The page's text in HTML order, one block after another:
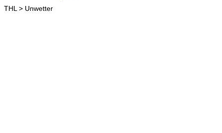
THL > Unwetter